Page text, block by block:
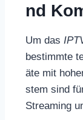
nd
Um das
bestimmte
äte mit
stem sind
Streaming